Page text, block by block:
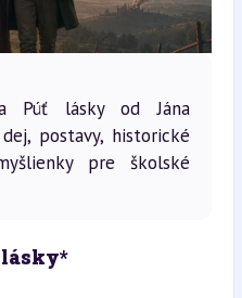
Púť lásky od Jána
postavy, historické
pre školské